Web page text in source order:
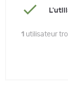
1 utilisateur